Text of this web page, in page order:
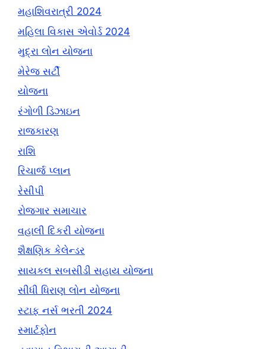
મહાશિવરાત્રી 2024
મહિલા વિકાસ એવોર્ડ 2024
મુદ્રા લોન યોજના
મેરેજ સર્ટી
યોજના
રંગોળી ડિઝાઇન
રાજકારણ
રાશિ
રિચાર્જ પ્લાન
રેસીપી
રોજગાર સમાચાર
વહાલી દિકરી યોજના
શૈક્ષણિક કેલેન્ડર
સાયકલ સબસીડી સહાય યોજના
સીધી ધિરાણ લોન યોજના
સ્ટાફ નર્સ ભરતી 2024
સ્માર્ટફોન